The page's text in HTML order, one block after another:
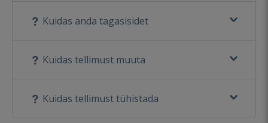
Kuidas anda tagasisidet
Kuidas tellimust muuta
Kuidas tellimust tühistada